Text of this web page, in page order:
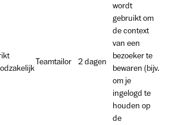
Teamtailor 2 dagen
wordt
gebruikt om
de context
van een
bezoeker te
bewaren (bijv.
om je
ingelogd te
houden op
de